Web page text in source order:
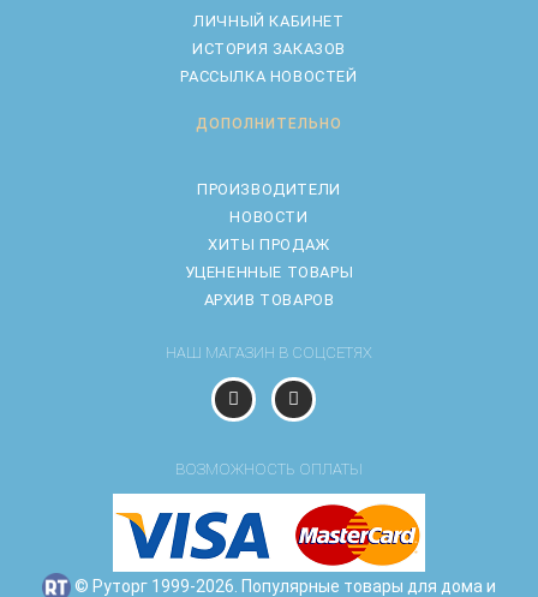
ЛИЧНЫЙ КАБИНЕТ
ИСТОРИЯ ЗАКАЗОВ
РАССЫЛКА НОВОСТЕЙ
ДОПОЛНИТЕЛЬНО
ПРОИЗВОДИТЕЛИ
НОВОСТИ
ХИТЫ ПРОДАЖ
УЦЕНЕННЫЕ ТОВАРЫ
АРХИВ ТОВАРОВ
НАШ МАГАЗИН В СОЦСЕТЯХ
ВОЗМОЖНОСТЬ ОПЛАТЫ
© Руторг 1999-2026. Популярные товары для дома и